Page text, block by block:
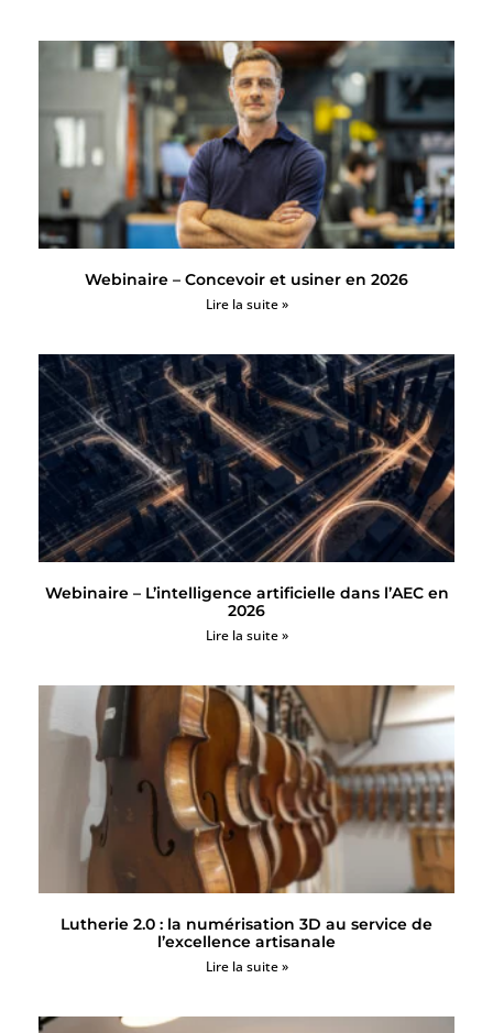
Webinaire – Concevoir et usiner en 2026
Lire la suite »
Webinaire – L’intelligence artificielle dans l’AEC en
2026
Lire la suite »
Lutherie 2.0 : la numérisation 3D au service de
l’excellence artisanale
Lire la suite »